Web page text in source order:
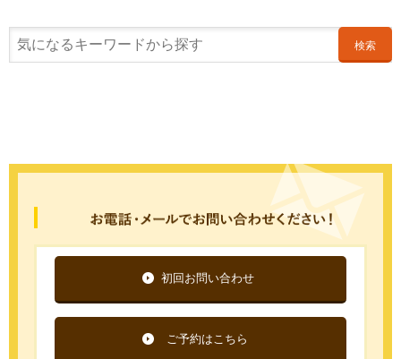
検索
初回お問い合わせ
ご予約はこちら